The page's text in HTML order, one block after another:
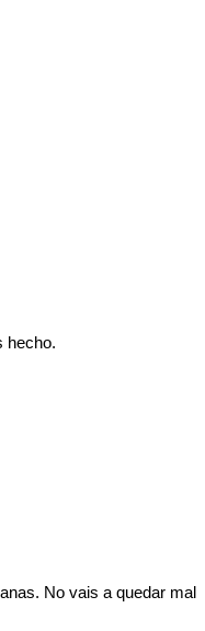
hecho.
No vais a quedar mal